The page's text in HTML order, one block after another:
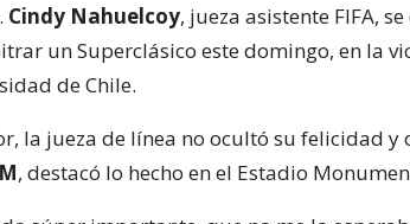
Cindy Nahuelcoy, jueza asistente FIFA,
un Superclásico este domingo, en la
de Chile.
la jueza de línea no ocultó su felicidad y
, destacó lo hecho en el Estadio